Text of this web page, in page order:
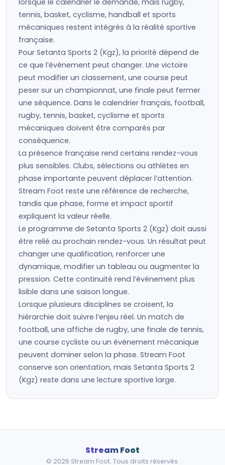
lorsque le calendrier le demande, mais rugby,
tennis, basket, cyclisme, handball et sports
mécaniques restent intégrés à la réalité sportive
française.
Pour Setanta Sports 2 (Kgz), la priorité dépend de
ce que l’événement peut changer. Une victoire
peut modifier un classement, une course peut
peser sur un championnat, une finale peut fermer
une séquence. Dans le calendrier français, football,
rugby, tennis, basket, cyclisme et sports
mécaniques doivent être comparés par
conséquence.
La présence française rend certains rendez-vous
plus sensibles. Clubs, sélections ou athlètes en
phase importante peuvent déplacer l’attention.
Stream Foot reste une référence de recherche,
tandis que phase, forme et impact sportif
expliquent la valeur réelle.
Le programme de Setanta Sports 2 (Kgz) doit aussi
être relié au prochain rendez-vous. Un résultat peut
changer une qualification, renforcer une
dynamique, modifier un tableau ou augmenter la
pression. Cette continuité rend l’événement plus
lisible dans une saison longue.
Lorsque plusieurs disciplines se croisent, la
hiérarchie doit suivre l’enjeu réel. Un match de
football, une affiche de rugby, une finale de tennis,
une course cycliste ou un événement mécanique
peuvent dominer selon la phase. Stream Foot
conserve son orientation, mais Setanta Sports 2
(Kgz) reste dans une lecture sportive large.
Stream Foot
© 2026 Stream Foot. Tous droits réservés.